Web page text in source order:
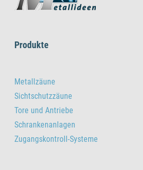
Produkte
Metallzäune
Sichtschutzzäune
Tore und Antriebe
Schrankenanlagen
Zugangskontroll-Systeme